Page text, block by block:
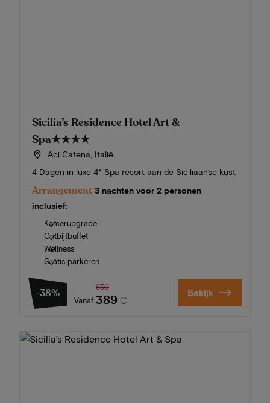
Sicilia’s Residence Hotel Art &
Spa★★★★
Aci Catena, Italië
4 Dagen in luxe 4* Spa resort aan de Siciliaanse kust
Arrangement 3 nachten voor 2 personen
inclusief:
Kamerupgrade
Ontbijtbuffet
Wellness
Gratis parkeren
-38%
Vanaf
630
389 Bekijk